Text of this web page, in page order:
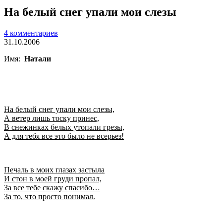
На белый снег упали мои слезы
4 комментариев
31.10.2006
Имя: Натали
На белый снег упали мои слезы,
А ветер лишь тоску принес,
В снежинках белых утопали грезы,
А для тебя все это было не всерьез!
Печаль в моих глазах застыла
И стон в моей груди пропал,
За все тебе скажу спасибо…
За то, что просто понимал.